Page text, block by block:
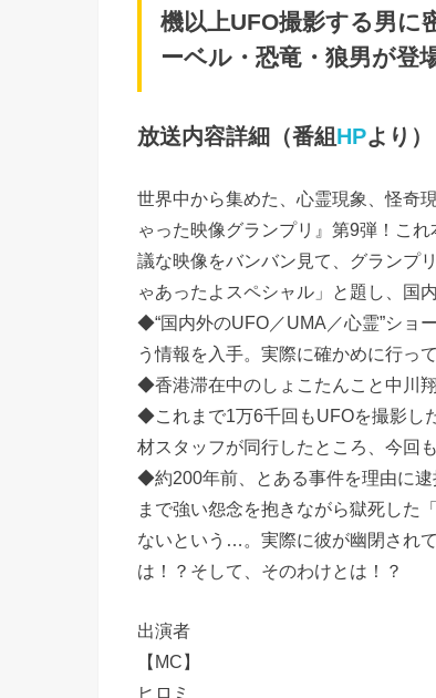
機以上UFO撮影する男に
ーベル・恐竜・狼男が登
放送内容詳細（番組 HPより）
世界中から集めた、心霊現象、怪奇
ゃった映像グランプリ』第9弾！こ
議な映像をバンバン見て、グランプ
ゃあったよスペシャル」と題し、国
◆“国内外のUFO／UMA／心霊”ショ
う情報を入手。実際に確かめに行っ
◆香港滞在中のしょこたんこと中川
◆これまで1万6千回もUFOを撮影し
材スタッフが同行したところ、今回
◆約200年前、とある事件を理由に
まで強い怨念を抱きながら獄死した
ないという…。実際に彼が幽閉され
は！？そして、そのわけとは！？
出演者
【MC】
ヒロミ